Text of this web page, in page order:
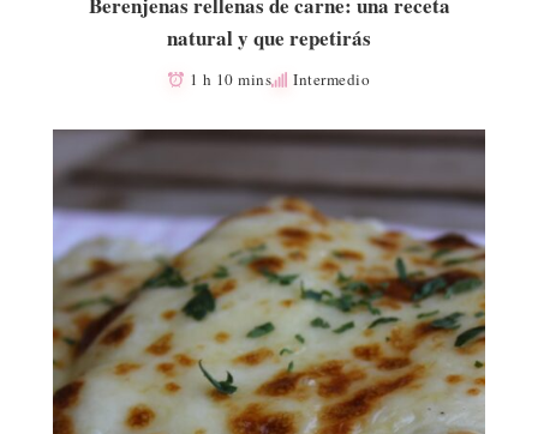
natural y que repetirás
1 h 10 mins Intermedio